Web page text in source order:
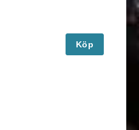
Köp